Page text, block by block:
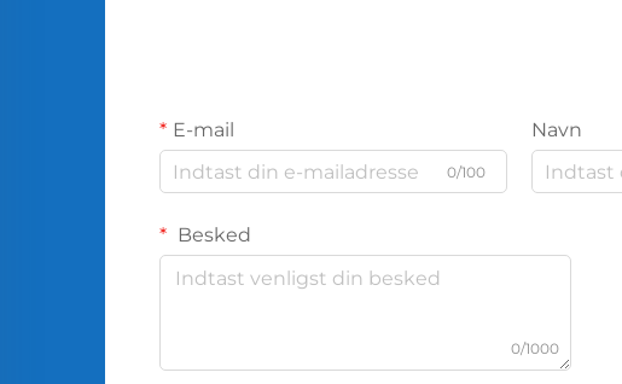
E-mail
0/100
Navn
Besked
0/1000